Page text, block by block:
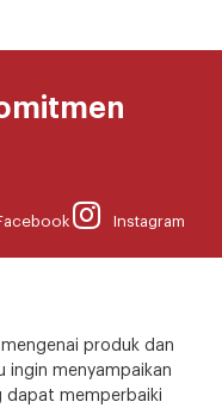
Instagram
produk dan
ingin menyampaikan
dapat memperbaiki